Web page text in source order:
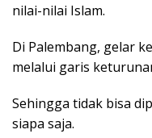
nilai-nilai Islam.
Di Palembang, gelar
melalui garis
Sehingga tidak bisa
siapa saja.